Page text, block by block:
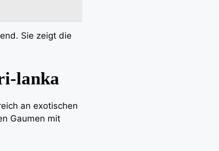
Sie zeigt die
lanka
an exotischen
Gaumen mit